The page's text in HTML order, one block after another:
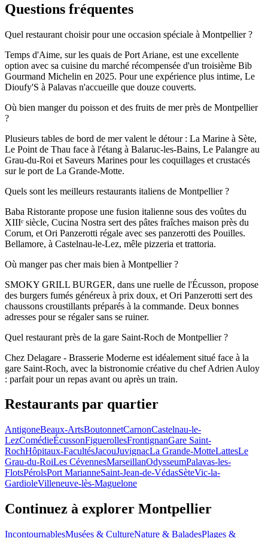
Questions fréquentes
Quel restaurant choisir pour une occasion spéciale à Montpellier ?
Temps d'Aime, sur les quais de Port Ariane, est une excellente
option avec sa cuisine du marché récompensée d'un troisième Bib
Gourmand Michelin en 2025. Pour une expérience plus intime, Le
Dioufy'S à Palavas n'accueille que douze couverts.
Où bien manger du poisson et des fruits de mer près de Montpellier
?
Plusieurs tables de bord de mer valent le détour : La Marine à Sète,
Le Point de Thau face à l'étang à Balaruc-les-Bains, Le Palangre au
Grau-du-Roi et Saveurs Marines pour les coquillages et crustacés
sur le port de La Grande-Motte.
Quels sont les meilleurs restaurants italiens de Montpellier ?
Baba Ristorante propose une fusion italienne sous des voûtes du
XIIIᵉ siècle, Cucina Nostra sert des pâtes fraîches maison près du
Corum, et Ori Panzerotti régale avec ses panzerotti des Pouilles.
Bellamore, à Castelnau-le-Lez, mêle pizzeria et trattoria.
Où manger pas cher mais bien à Montpellier ?
SMOKY GRILL BURGER, dans une ruelle de l'Écusson, propose
des burgers fumés généreux à prix doux, et Ori Panzerotti sert des
chaussons croustillants préparés à la commande. Deux bonnes
adresses pour se régaler sans se ruiner.
Quel restaurant près de la gare Saint-Roch de Montpellier ?
Chez Delagare - Brasserie Moderne est idéalement situé face à la
gare Saint-Roch, avec la bistronomie créative du chef Adrien Auloy
: parfait pour un repas avant ou après un train.
Restaurants par quartier
AntigoneBeaux-ArtsBoutonnetCarnonCastelnau-le-
LezComédieÉcussonFiguerollesFrontignanGare Saint-
RochHôpitaux-FacultésJacouJuvignacLa Grande-MotteLattesLe
Grau-du-RoiLes CévennesMarseillanOdysseumPalavas-les-
FlotsPérolsPort MarianneSaint-Jean-de-VédasSèteVic-la-
GardioleVilleneuve-lès-Maguelone
Continuez à explorer Montpellier
IncontournablesMusées & CultureNature & BaladesPlages &